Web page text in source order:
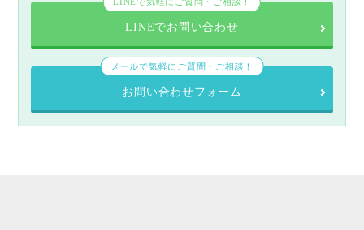
LINEで気軽にご質問・ご相談！
LINEでお問い合わせ
メールで気軽にご質問・ご相談！
お問い合わせフォーム